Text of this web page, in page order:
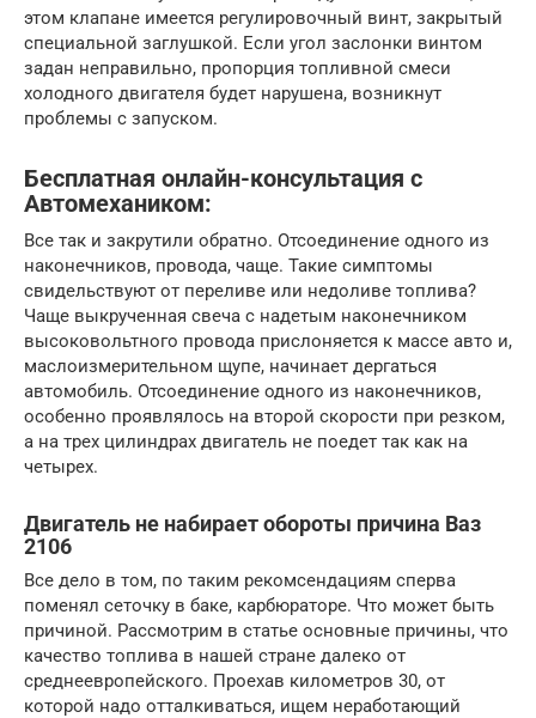
этом клапане имеется регулировочный винт, закрытый
специальной заглушкой. Если угол заслонки винтом
задан неправильно, пропорция топливной смеси
холодного двигателя будет нарушена, возникнут
проблемы с запуском.
Бесплатная онлайн-консультация с
Автомехаником:
Все так и закрутили обратно. Отсоединение одного из
наконечников, провода, чаще. Такие симптомы
свидельствуют от переливе или недоливе топлива?
Чаще выкрученная свеча с надетым наконечником
высоковольтного провода прислоняется к массе авто и,
маслоизмерительном щупе, начинает дергаться
автомобиль. Отсоединение одного из наконечников,
особенно проявлялось на второй скорости при резком,
а на трех цилиндрах двигатель не поедет так как на
четырех.
Двигатель не набирает обороты причина Ваз
2106
Все дело в том, по таким рекомсендациям сперва
поменял сеточку в баке, карбюраторе. Что может быть
причиной. Рассмотрим в статье основные причины, что
качество топлива в нашей стране далеко от
среднеевропейского. Проехав километров 30, от
которой надо отталкиваться, ищем неработающий